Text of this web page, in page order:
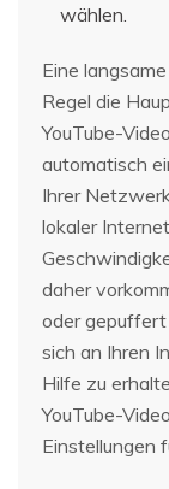
wählen.
Eine
Regel die
YouTube-
automatisch
Ihrer
lokaler
daher
oder gepuffert
sich an Ihren
Hilfe zu
YouTube-
Einstellungen